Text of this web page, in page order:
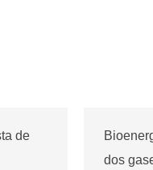
de
dos